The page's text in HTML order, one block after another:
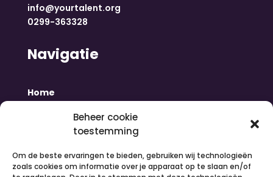
Beheer cookie
toestemming
Om de beste ervaringen te bieden, gebruiken wij technologieën
zoals cookies om informatie over je apparaat op te slaan en/of
info@yourtalent.org
0299-363328
Navigatie
Home
Vacatures